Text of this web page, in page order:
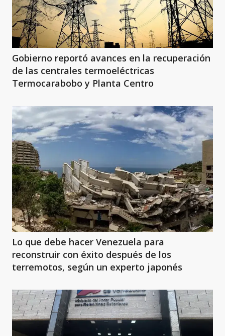
Gobierno reportó avances en la recuperación
de las centrales termoeléctricas
Termocarabobo y Planta Centro
Lo que debe hacer Venezuela para
reconstruir con éxito después de los
terremotos, según un experto japonés